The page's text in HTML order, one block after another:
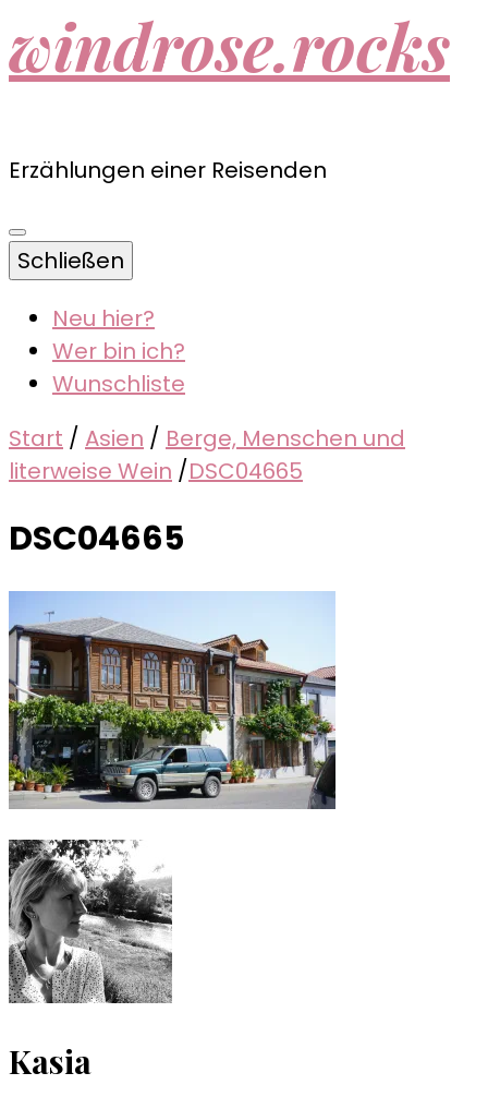
windrose.rocks
Erzählungen einer Reisenden
Schließen
Neu hier?
Wer bin ich?
Wunschliste
Start / Asien / Berge, Menschen und
literweise Wein /DSC04665
DSC04665
Kasia